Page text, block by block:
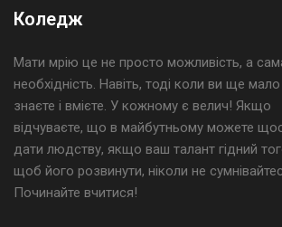
Коледж
Мати мрію це не просто можливість, а
необхідність. Навіть, тоді коли ви ще мало
знаєте і вмієте. У кожному є велич! Якщо
відчуваєте, що в майбутньому можете
дати людству, якщо ваш талант гідний
щоб його розвинути, ніколи не
Починайте вчитися!